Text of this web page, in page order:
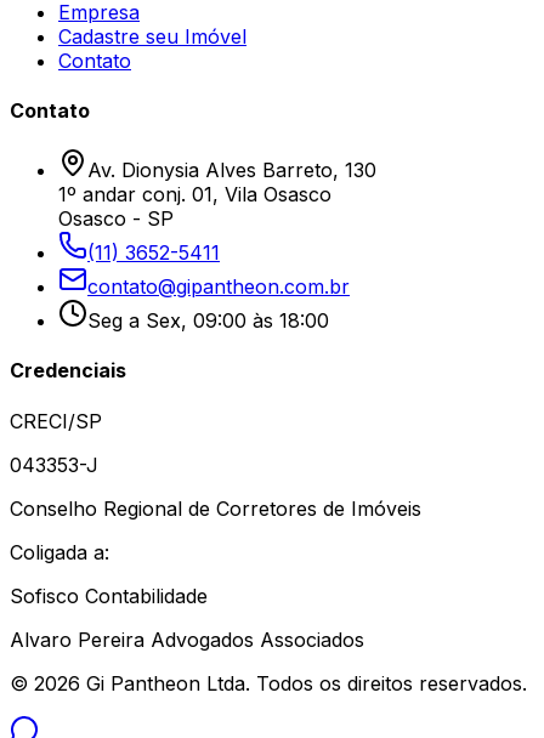
Empresa
Cadastre seu Imóvel
Contato
Contato
Av. Dionysia Alves Barreto, 130
1º andar conj. 01, Vila Osasco
Osasco - SP
(11) 3652-5411
contato@gipantheon.com.br
Seg a Sex, 09:00 às 18:00
Credenciais
CRECI/SP
043353-J
Conselho Regional de Corretores de Imóveis
Coligada a:
Sofisco Contabilidade
Alvaro Pereira Advogados Associados
© 2026 Gi Pantheon Ltda. Todos os direitos reservados.